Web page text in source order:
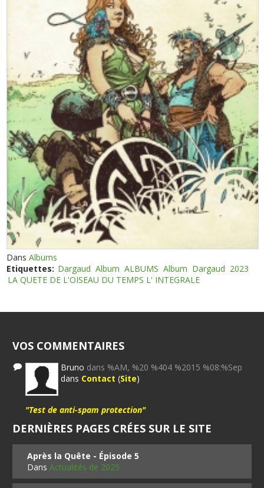
DansAlbums
Etiquettes: Dargaud Album ALBUMS Album Dargaud 2023
LA QUETE DE L'OISEAU DU TEMPS L' INTEGRALE
VOS COMMENTAIRES
Bruno dans %AM, %20 %404 %2015 %08:%Sep
dans Contact (Site)
"Test de anti-spam protection"
DERNIÈRES PAGES CRÉES SUR LE SITE
Après la Quête - Épisode 5
DansActualités de 2025